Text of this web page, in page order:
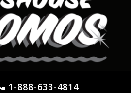
1-888-633-4814